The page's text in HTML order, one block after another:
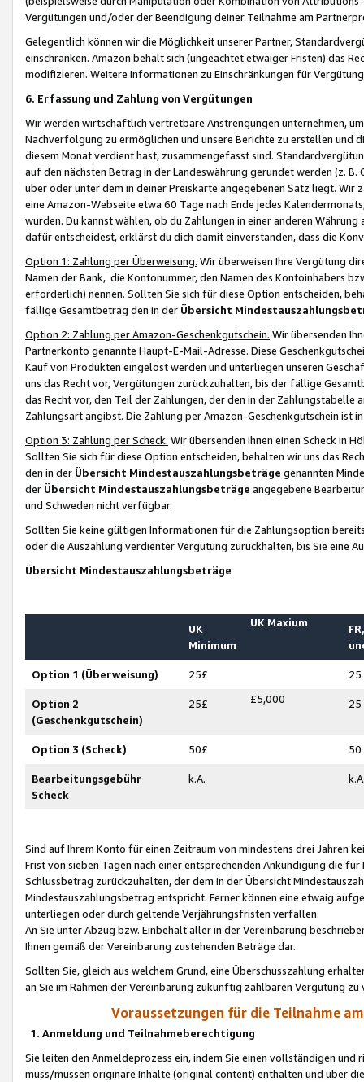
Vergütungen und/oder der Beendigung deiner Teilnahme am
Gelegentlich können wir die Möglichkeit unserer Partner,
einschränken. Amazon behält sich (ungeachtet etwaiger Fristen) das
modifizieren. Weitere Informationen zu Einschränkungen für
6. Erfassung und Zahlung von Vergütungen
Wir werden wirtschaftlich vertretbare Anstrengungen unternehmen,
Nachverfolgung zu ermöglichen und unsere Berichte zu erstellen und
diesem Monat verdient hast, zusammengefasst sind.
auf den nächsten Betrag in der Landeswährung gerundet werden (z.
über oder unter dem in deiner Preiskarte angegebenen Satz liegt.
eine Amazon-Webseite etwa 60 Tage nach Ende jedes
wurden. Du kannst wählen, ob du Zahlungen in einer anderen
dafür entscheidest, erklärst du dich damit einverstanden, dass die
Option 1: Zahlung per Überweisung. Wir überweisen Ihre Vergütung
Namen der Bank, die Kontonummer, den Namen des Kontoinhabers
erforderlich) nennen. Sollten Sie sich für diese Option entscheiden,
fällige Gesamtbetrag den in der Übersicht
Option 2: Zahlung per Amazon-Geschenkgutschein. Wir übersenden
Partnerkonto genannte Haupt-E-Mail-Adresse. Diese
Kauf von Produkten eingelöst werden und unterliegen unseren
uns das Recht vor, Vergütungen zurückzuhalten, bis der fällige
das Recht vor, den Teil der Zahlungen, der den in der
Zahlungsart angibst. Die Zahlung per Amazon-Geschenkgutschein ist
Option 3: Zahlung per Scheck. Wir übersenden Ihnen einen Scheck in
Sollten Sie sich für diese Option entscheiden, behalten wir uns das
den in der Übersicht Mindestauszahlungsbeträge genannten
der Übersicht Mindestauszahlungsbeträge angegebene
und Schweden nicht verfügbar.
Sollten Sie keine gültigen Informationen für die Zahlungsoption
oder die Auszahlung verdienter Vergütung zurückhalten, bis Sie
Übersicht Mindestauszahlungsbeträge
UK
Minimum
UK Maxium
Option 1 (Überweisung) 25£ 25
Option 2
(Geschenkgutschein)
25£ £5,000 25
Option 3 (Scheck) 50£ 50
Bearbeitungsgebühr
Scheck
k.A.
Sind auf Ihrem Konto für einen Zeitraum von mindestens drei Jahren
Frist von sieben Tagen nach einer entsprechenden Ankündigung die
Schlussbetrag zurückzuhalten, der dem in der Übersicht
Mindestauszahlungsbetrag entspricht. Ferner können eine etwaig
unterliegen oder durch geltende Verjährungsfristen verfallen.
An Sie unter Abzug bzw. Einbehalt aller in der Vereinbarung
Ihnen gemäß der Vereinbarung zustehenden Beträge dar.
Sollten Sie, gleich aus welchem Grund, eine Überschusszahlung
an Sie im Rahmen der Vereinbarung zukünftig zahlbaren Vergütung zu
Voraussetzungen für die Teilnahme
1. Anmeldung und Teilnahmeberechtigung
Sie leiten den Anmeldeprozess ein, indem Sie einen vollständigen
muss/müssen originäre Inhalte (original content) enthalten und über